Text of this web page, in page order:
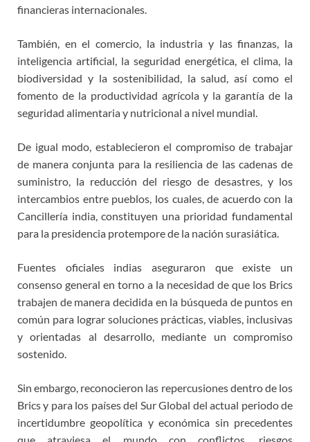
financieras internacionales.
También, en el comercio, la industria y las finanzas, la
inteligencia artificial, la seguridad energética, el clima, la
biodiversidad y la sostenibilidad, la salud, así como el
fomento de la productividad agrícola y la garantía de la
seguridad alimentaria y nutricional a nivel mundial.
De igual modo, establecieron el compromiso de trabajar
de manera conjunta para la resiliencia de las cadenas de
suministro, la reducción del riesgo de desastres, y los
intercambios entre pueblos, los cuales, de acuerdo con la
Cancillería india, constituyen una prioridad fundamental
para la presidencia protempore de la nación surasiática.
Fuentes oficiales indias aseguraron que existe un
consenso general en torno a la necesidad de que los Brics
trabajen de manera decidida en la búsqueda de puntos en
común para lograr soluciones prácticas, viables, inclusivas
y orientadas al desarrollo, mediante un compromiso
sostenido.
Sin embargo, reconocieron las repercusiones dentro de los
Brics y para los países del Sur Global del actual periodo de
incertidumbre geopolítica y económica sin precedentes